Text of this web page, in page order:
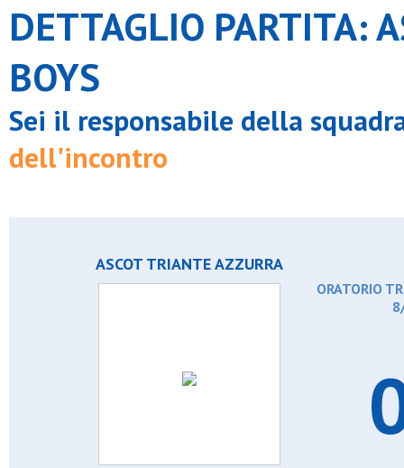
DETTAGLIO PARTITA:
BOYS
Sei il responsabile della
dell'incontro
ASCOT TRIANTE AZZURRA
ORATORIO